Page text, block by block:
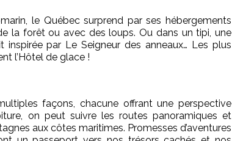
le Québec surprend par ses hébergements
la forêt ou avec des loups. Ou dans un tipi, une
par Le Seigneur des anneaux… Les plus
l’Hôtel de glace !
façons, chacune offrant une perspective
on peut suivre les routes panoramiques et
aux côtes maritimes. Promesses d’aventures